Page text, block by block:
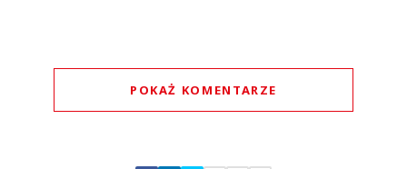
POKAŻ KOMENTARZE